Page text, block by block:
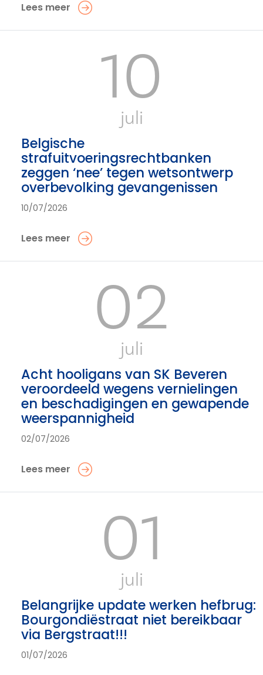
Lees meer
10
juli
Belgische
strafuitvoeringsrechtbanken
zeggen ‘nee’ tegen wetsontwerp
overbevolking gevangenissen
10/07/2026
Lees meer
02
juli
Acht hooligans van SK Beveren
veroordeeld wegens vernielingen
en beschadigingen en gewapende
weerspannigheid
02/07/2026
Lees meer
01
juli
Belangrijke update werken hefbrug:
Bourgondiëstraat niet bereikbaar
via Bergstraat!!!
01/07/2026